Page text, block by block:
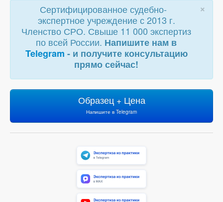
×
Сертифицированное судебно-
экспертное учреждение с 2013 г.
Членство СРО. Свыше 11 000 экспертиз
по всей России. Напишите нам в
Telegram - и получите консультацию
прямо сейчас!
Образец + Цена
Напишите в Telegram